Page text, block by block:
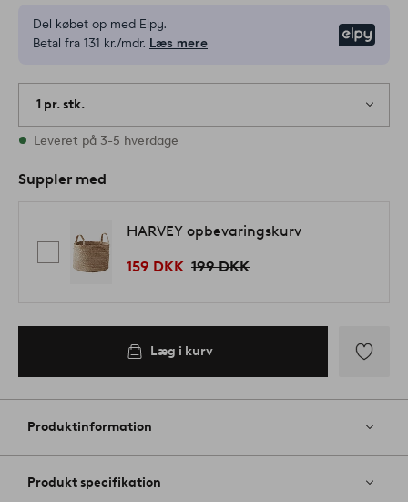
Del købet op med Elpy.
Betal fra 131 kr./mdr. Læs mere
1 pr. stk.
På lager
Leveret på 3-5 hverdage
Suppler med
HARVEY opbevaringskurv
159 DKK 199 DKK
Læg i kurv
til
Produktinformation
Produkt specifikation